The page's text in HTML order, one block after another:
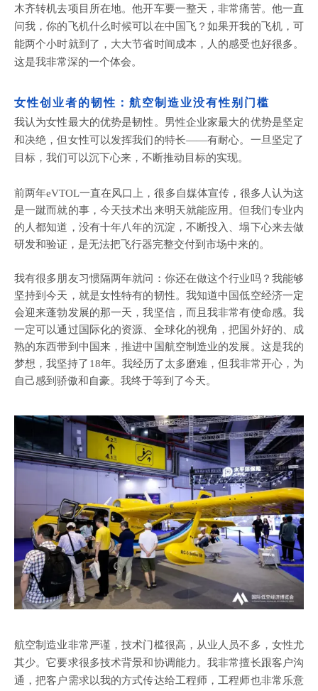
木齐转机去项目所在地。他开车要一整天，非常痛苦。他一直
问我，你的飞机什么时候可以在中国飞？如果开我的飞机，可
能两个小时就到了，大大节省时间成本，人的感受也好很多。
这是我非常深的一个体会。
女性创业者的韧性：航空制造业没有性别门槛
我认为女性最大的优势是韧性。男性企业家最大的优势是坚定
和决绝，但女性可以发挥我们的特长——有耐心。一旦坚定了
目标，我们可以沉下心来，不断推动目标的实现。
前两年eVTOL一直在风口上，很多自媒体宣传，很多人认为这
是一蹴而就的事，今天技术出来明天就能应用。但我们专业内
的人都知道，没有十年八年的沉淀，不断投入、塌下心来去做
研发和验证，是无法把飞行器完整交付到市场中来的。
我有很多朋友习惯隔两年就问：你还在做这个行业吗？我能够
坚持到今天，就是女性特有的韧性。我知道中国低空经济一定
会迎来蓬勃发展的那一天，我坚信，而且我非常有使命感。我
一定可以通过国际化的资源、全球化的视角，把国外好的、成
熟的东西带到中国来，推进中国航空制造业的发展。这是我的
梦想，我坚持了18年。我经历了太多磨难，但我非常开心，为
自己感到骄傲和自豪。我终于等到了今天。
航空制造业非常严谨，技术门槛很高，从业人员不多，女性尤
其少。它要求很多技术背景和协调能力。我非常擅长跟客户沟
通，把客户需求以我的方式传达给工程师，工程师也非常乐意